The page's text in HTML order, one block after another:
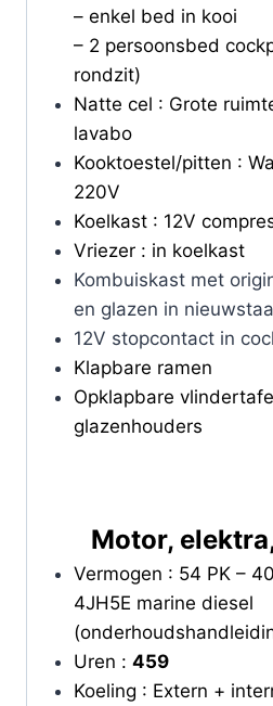
– enkel bed in kooi
– 2 persoonsbed
rondzit)
Natte cel : Grote
lavabo
Kooktoestel/pitten :
220V
Koelkast : 12V
Vriezer : in koelkast
Kombuiskast met
en glazen in
12V stopcontact in
Klapbare ramen
Opklapbare
glazenhouders
Motor,
Vermogen : 54 PK –
4JH5E marine diesel
Uren : 459
Koeling : Extern +